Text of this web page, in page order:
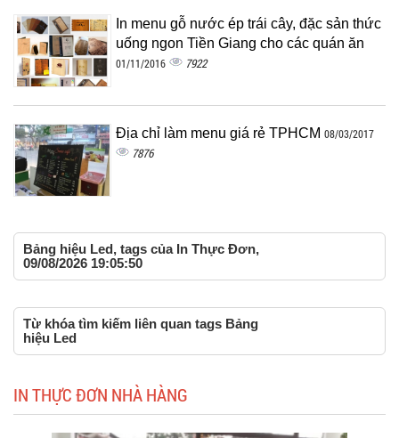
In menu gỗ nước ép trái cây, đặc sản thức
uống ngon Tiền Giang cho các quán ăn
01/11/2016 7922
Địa chỉ làm menu giá rẻ TPHCM 08/03/2017
7876
Bảng hiệu Led, tags của In Thực Đơn,
09/08/2026 19:05:50
Từ khóa tìm kiếm liên quan tags Bảng
hiệu Led
IN THỰC ĐƠN NHÀ HÀNG